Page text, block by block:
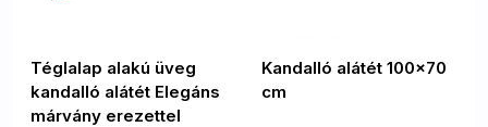
Téglalap alakú üveg
kandalló alátét Elegáns
márvány erezettel
Kandalló alátét 100x70
cm